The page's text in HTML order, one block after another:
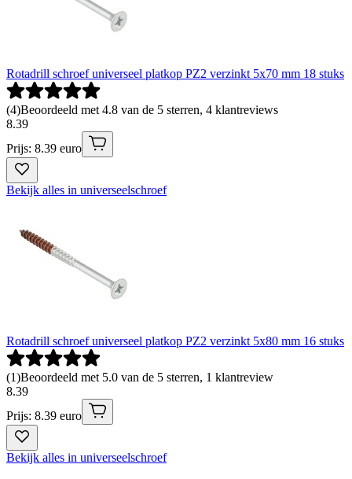
Rotadrill schroef universeel platkop PZ2 verzinkt 5x70 mm 18 stuks
(4)Beoordeeld met 4.8 van de 5 sterren, 4 klantreviews
8.39
Prijs: 8.39 euro
Bekijk alles in universeelschroef
Rotadrill schroef universeel platkop PZ2 verzinkt 5x80 mm 16 stuks
(1)Beoordeeld met 5.0 van de 5 sterren, 1 klantreview
8.39
Prijs: 8.39 euro
Bekijk alles in universeelschroef